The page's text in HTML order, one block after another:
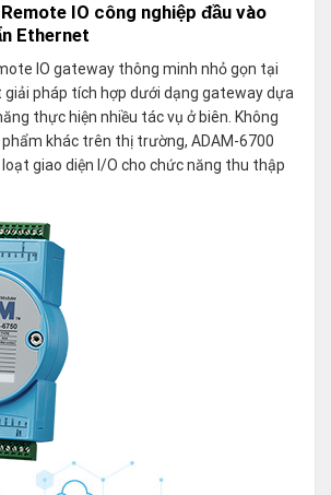
IO công nghiệp đầu vào
Ethernet
IO gateway thông minh nhỏ gọn tại
giải pháp tích hợp dưới dạng gateway dựa
thực hiện nhiều tác vụ ở biên. Không
khác trên thị trường, ADAM-6700
giao diện I/O cho chức năng thu thập